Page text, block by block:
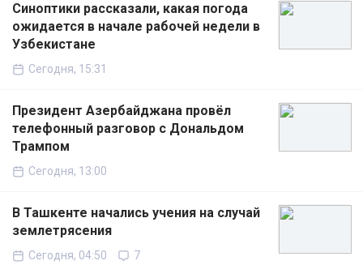
Синоптики рассказали, какая погода
ожидается в начале рабочей недели в
Узбекистане
Сегодня, 15:31
Президент Азербайджана провёл
телефонный разговор с Дональдом
Трампом
Сегодня, 13:00
В Ташкенте начались учения на случай
землетрясения
Сегодня, 04:50 7